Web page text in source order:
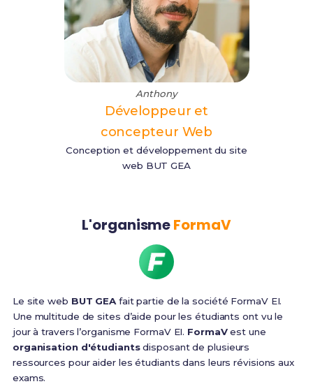
Anthony
Développeur et
concepteur Web
Conception et développement du site
web BUT GEA
L'organismeFormaV
Le site web BUT GEA fait partie de la société FormaV EI.
Une multitude de sites d’aide pour les étudiants ont vu le
jour à travers l’organisme FormaV EI. FormaVest une
organisation d'étudiantsdisposant de plusieurs
ressources pour aider les étudiants dans leurs révisions aux
exams.